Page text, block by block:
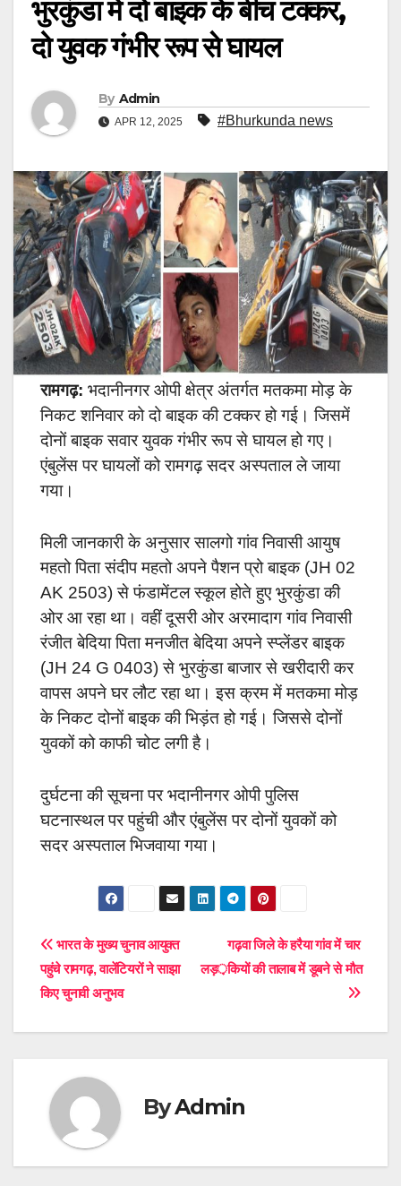
भुरकुंडा में दो बाइक के बीच टक्कर,
दो युवक गंभीर रूप से घायल
By Admin
APR 12, 2025 #Bhurkunda news
रामगढ़: भदानीनगर ओपी क्षेत्र अंतर्गत मतकमा मोड़ के
निकट शनिवार को दो बाइक की टक्कर हो गई। जिसमें
दोनों बाइक सवार युवक गंभीर रूप से घायल हो गए।
एंबुलेंस पर घायलों को रामगढ़ सदर अस्पताल ले जाया
गया।
मिली जानकारी के अनुसार सालगो गांव निवासी आयुष
महतो पिता संदीप महतो अपने पैशन प्रो बाइक (JH 02
AK 2503) से फंडामेंटल स्कूल होते हुए भुरकुंडा की
ओर आ रहा था। वहीं दूसरी ओर अरमादाग गांव निवासी
रंजीत बेदिया पिता मनजीत बेदिया अपने स्प्लेंडर बाइक
(JH 24 G 0403) से भुरकुंडा बाजार से खरीदारी कर
वापस अपने घर लौट रहा था। इस क्रम में मतकमा मोड़
के निकट दोनों बाइक की भिड़ंत हो गई। जिससे दोनों
युवकों को काफी चोट लगी है।
दुर्घटना की सूचना पर भदानीनगर ओपी पुलिस
घटनास्थल पर पहुंची और एंबुलेंस पर दोनों युवकों को
सदर अस्पताल भिजवाया गया।
Post
navigation
गढ़वा जिले के हरैया गांव में चार
लड़कियों की तालाब में डूबने से मौत
भारत के मुख्य चुनाव आयुक्त
पहुंचे रामगढ़, वालेंटियरों ने साझा
किए चुनावी अनुभव
ByAdmin